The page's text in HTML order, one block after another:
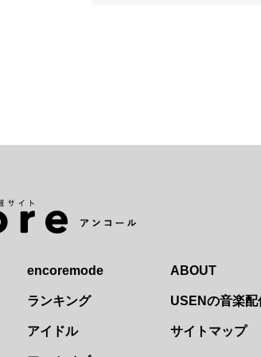
encoremode
ランキング
アイドル
ABOUT
USENの音楽配
サイトマップ